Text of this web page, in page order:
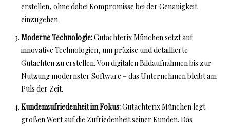
erstellen, ohne dabei Kompromisse bei der Genauigkeit
einzugehen.
Moderne Technologie:Gutachterix München setzt auf
innovative Technologien, um präzise und detaillierte
Gutachten zu erstellen. Von digitalen Bildaufnahmen bis zur
Nutzung modernster Software – das Unternehmen bleibt am
Puls der Zeit.
Kundenzufriedenheit im Fokus:Gutachterix München legt
großen Wert auf die Zufriedenheit seiner Kunden. Das